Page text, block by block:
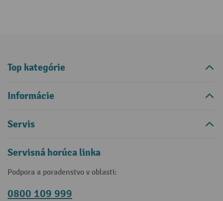
Top kategórie
Informácie
Servis
Servisná horúca linka
Podpora a poradenstvo v oblasti:
0800 109 999